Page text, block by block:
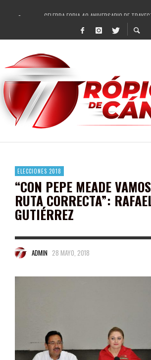
CELEBRA FOBIA 40 ANIVERSARIO DE
ENAMORA EL REGIONAL MEXICANO A
REVISA EL AYUNTAMIENTO DE GUADALUPE
RECIBE PEPE SALDÍVAR NUEVA TORRE DE
IMPULSA GOBIERNO DE PEPE SALDÍVAR LA
DESTACAN PRESENCIA DE ARTISTAS LOCALES EN
SE REHABILITAN MÁS DE 20 VIALIDADES EN LOS
FORTALECE GOBIERNO DE PEPE SALDÍVAR A LAS
ELECCIONES 2018
“CON PEPE MEADE
RUTA CORRECTA”:
GUTIÉRREZ
ADMIN 28 MAYO, 2018